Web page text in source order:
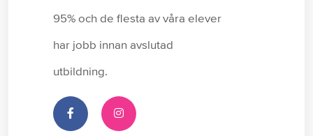
95% och de flesta av våra elever
har jobb innan avslutad
utbildning.